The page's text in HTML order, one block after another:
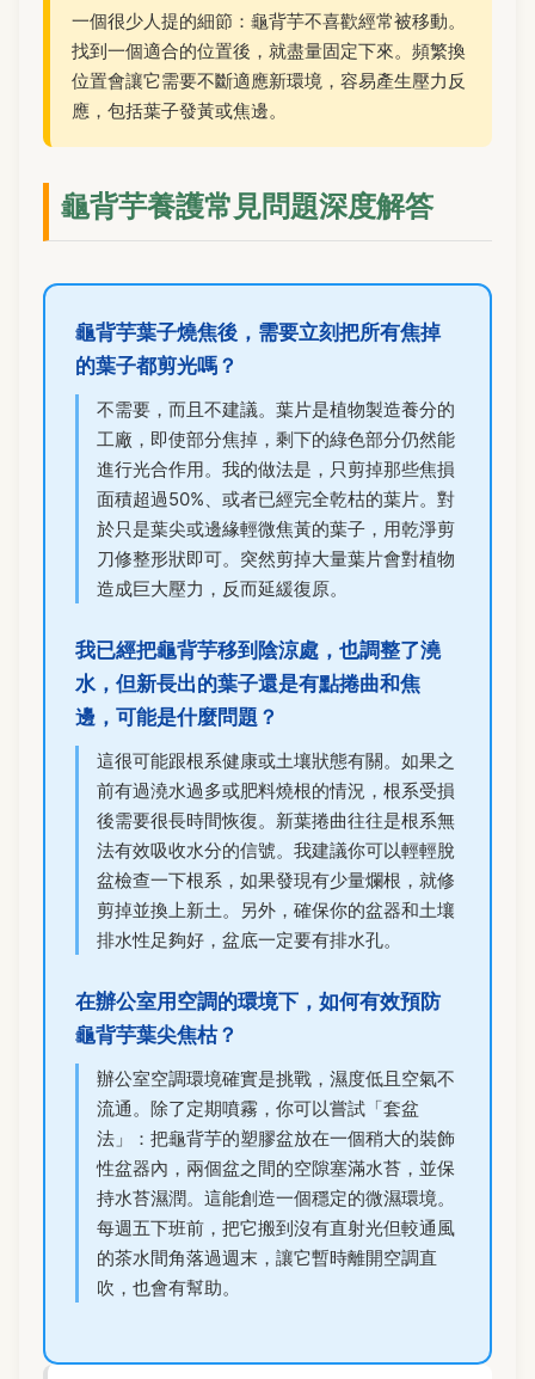
一個很少人提的細節：龜背芋不喜歡經常被移動。
找到一個適合的位置後，就盡量固定下來。頻繁換
位置會讓它需要不斷適應新環境，容易產生壓力反
應，包括葉子發黃或焦邊。
龜背芋養護常見問題深度解答
龜背芋葉子燒焦後，需要立刻把所有焦掉
的葉子都剪光嗎？
不需要，而且不建議。葉片是植物製造養分的
工廠，即使部分焦掉，剩下的綠色部分仍然能
進行光合作用。我的做法是，只剪掉那些焦損
面積超過50%、或者已經完全乾枯的葉片。對
於只是葉尖或邊緣輕微焦黃的葉子，用乾淨剪
刀修整形狀即可。突然剪掉大量葉片會對植物
造成巨大壓力，反而延緩復原。
我已經把龜背芋移到陰涼處，也調整了澆
水，但新長出的葉子還是有點捲曲和焦
邊，可能是什麼問題？
這很可能跟根系健康或土壤狀態有關。如果之
前有過澆水過多或肥料燒根的情況，根系受損
後需要很長時間恢復。新葉捲曲往往是根系無
法有效吸收水分的信號。我建議你可以輕輕脫
盆檢查一下根系，如果發現有少量爛根，就修
剪掉並換上新土。另外，確保你的盆器和土壤
排水性足夠好，盆底一定要有排水孔。
在辦公室用空調的環境下，如何有效預防
龜背芋葉尖焦枯？
辦公室空調環境確實是挑戰，濕度低且空氣不
流通。除了定期噴霧，你可以嘗試「套盆
法」：把龜背芋的塑膠盆放在一個稍大的裝飾
性盆器內，兩個盆之間的空隙塞滿水苔，並保
持水苔濕潤。這能創造一個穩定的微濕環境。
每週五下班前，把它搬到沒有直射光但較通風
的茶水間角落過週末，讓它暫時離開空調直
吹，也會有幫助。